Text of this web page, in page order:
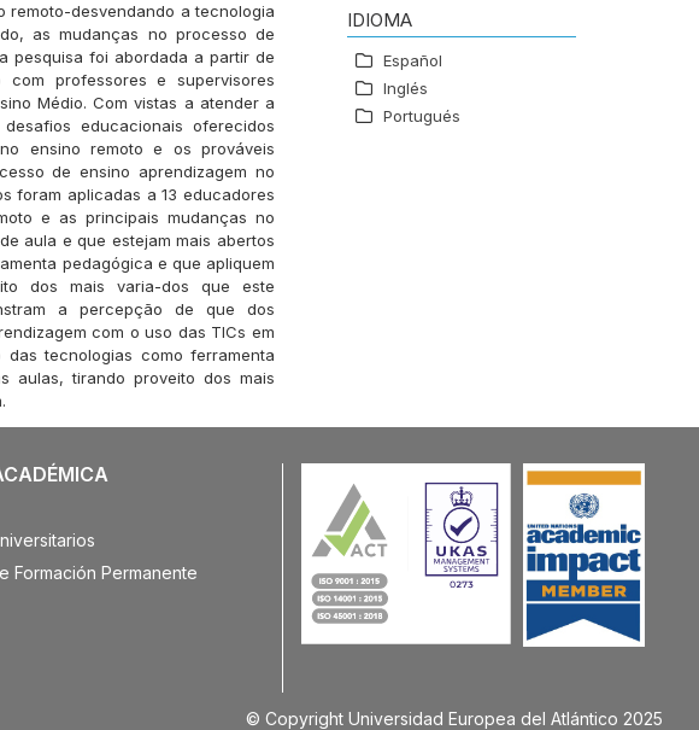
remoto-desvendando a tecnologia
as mudanças no processo de
pesquisa foi abordada a partir de
professores e supervisores
Médio. Com vistas a atender a
educacionais oferecidos
ensino remoto e os prováveis
de ensino aprendizagem no
foram aplicadas a 13 educadores
e as principais mudanças no
aula e que estejam mais abertos
pedagógica e que apliquem
dos mais varia-dos que este
a percepção de que dos
com o uso das TICs em
tecnologias como ferramenta
aulas, tirando proveito dos mais
IDIOMA
Español
Inglés
Portugués
Formación Permanente
© Copyright Universidad Europea del Atlántico 2025